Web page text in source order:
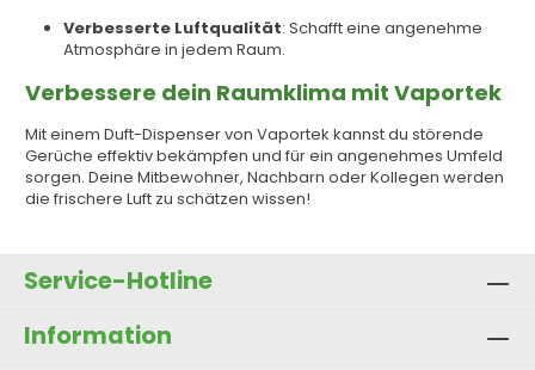
Verbesserte Luftqualität: Schafft eine angenehme
Atmosphäre in jedem Raum.
Verbessere dein Raumklima mit Vaportek
Mit einem Duft-Dispenser von Vaportek kannst du störende
Gerüche effektiv bekämpfen und für ein angenehmes Umfeld
sorgen. Deine Mitbewohner, Nachbarn oder Kollegen werden
die frischere Luft zu schätzen wissen!
Service-Hotline
Information